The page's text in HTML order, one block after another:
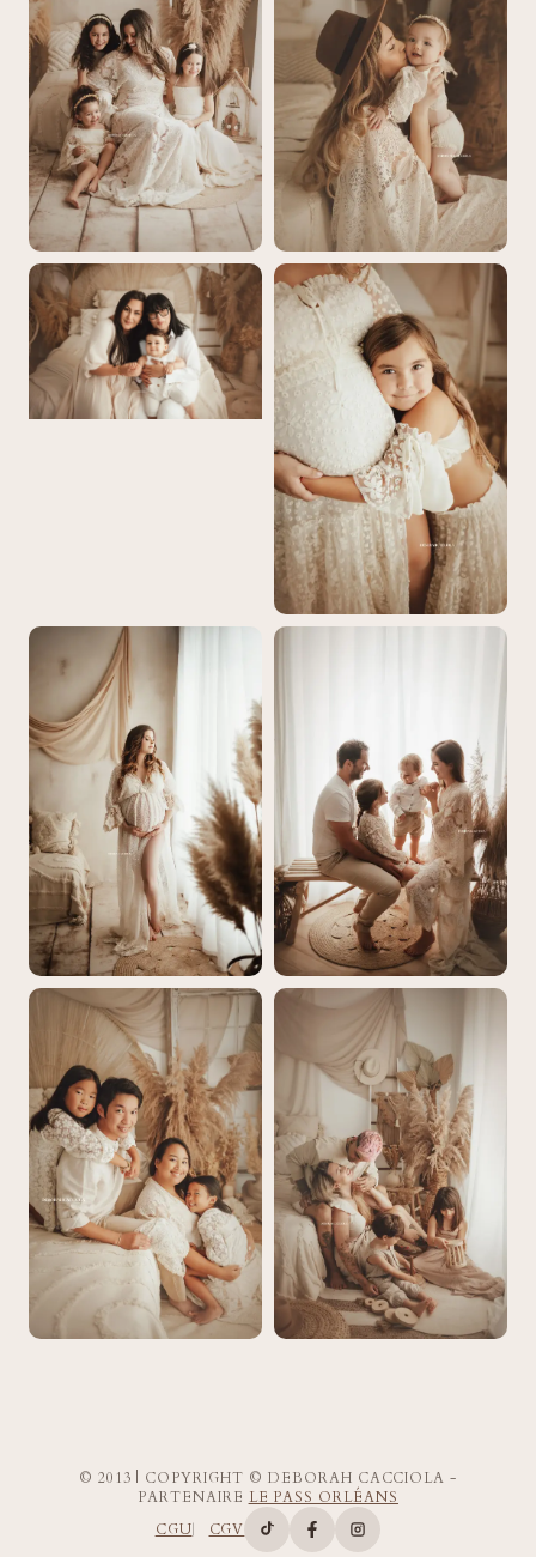
© 2013 | COPYRIGHT © DEBORAH CACCIOLA -
PARTENAIRE LE PASS ORLÉANS
CGU
CGV Compte TikTok de Deborah
Page Facebook de
Compte Instagram